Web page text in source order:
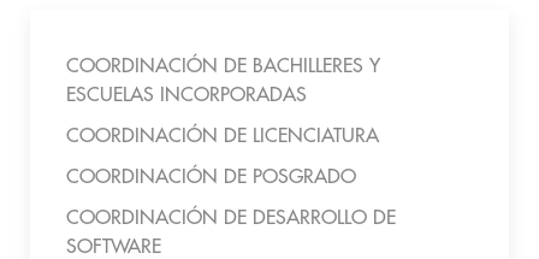
COORDINACIÓN DE BACHILLERES Y
ESCUELAS INCORPORADAS
COORDINACIÓN DE LICENCIATURA
COORDINACIÓN DE POSGRADO
COORDINACIÓN DE DESARROLLO DE
SOFTWARE